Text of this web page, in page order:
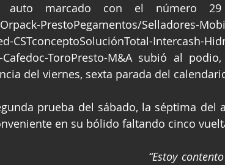
marcado con el número 29
PrestoPegamentos/Selladores-
CSTconceptoSoluciónTotal-Intercash-
Cafedoc-ToroPresto-M&A subió al
del viernes, sexta parada del
prueba del sábado, la séptima del
en su bólido faltando cinco
“Estoy